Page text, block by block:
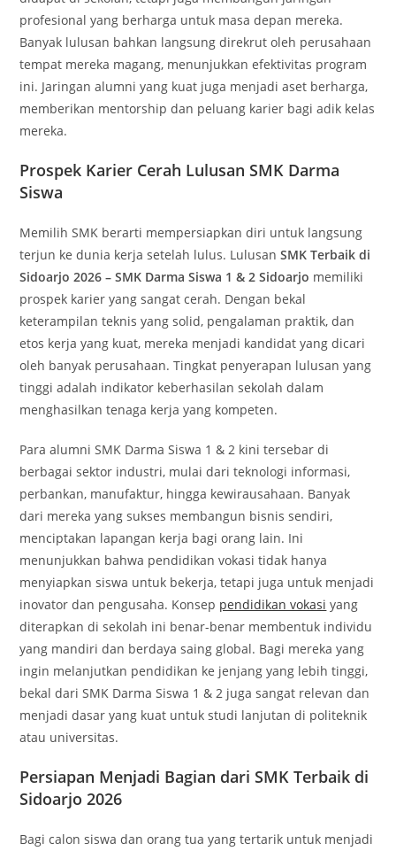
profesional yang berharga untuk masa depan mereka.
Banyak lulusan bahkan langsung direkrut oleh perusahaan
tempat mereka magang, menunjukkan efektivitas program
ini. Jaringan alumni yang kuat juga menjadi aset berharga,
memberikan mentorship dan peluang karier bagi adik kelas
mereka.
Prospek Karier Cerah Lulusan SMK Darma
Siswa
Memilih SMK berarti mempersiapkan diri untuk langsung
terjun ke dunia kerja setelah lulus. LulusanSMK Terbaik di
Sidoarjo 2026 – SMK Darma Siswa 1 & 2 Sidoarjo memiliki
prospek karier yang sangat cerah. Dengan bekal
keterampilan teknis yang solid, pengalaman praktik, dan
etos kerja yang kuat, mereka menjadi kandidat yang dicari
oleh banyak perusahaan. Tingkat penyerapan lulusan yang
tinggi adalah indikator keberhasilan sekolah dalam
menghasilkan tenaga kerja yang kompeten.
Para alumni SMK Darma Siswa 1 & 2 kini tersebar di
berbagai sektor industri, mulai dari teknologi informasi,
perbankan, manufaktur, hingga kewirausahaan. Banyak
dari mereka yang sukses membangun bisnis sendiri,
menciptakan lapangan kerja bagi orang lain. Ini
menunjukkan bahwa pendidikan vokasi tidak hanya
menyiapkan siswa untuk bekerja, tetapi juga untuk menjadi
inovator dan pengusaha. Konsep pendidikan vokasi yang
diterapkan di sekolah ini benar-benar membentuk individu
yang mandiri dan berdaya saing global. Bagi mereka yang
ingin melanjutkan pendidikan ke jenjang yang lebih tinggi,
bekal dari SMK Darma Siswa 1 & 2 juga sangat relevan dan
menjadi dasar yang kuat untuk studi lanjutan di politeknik
atau universitas.
Persiapan Menjadi Bagian dari SMK Terbaik di
Sidoarjo 2026
Bagi calon siswa dan orang tua yang tertarik untuk menjadi